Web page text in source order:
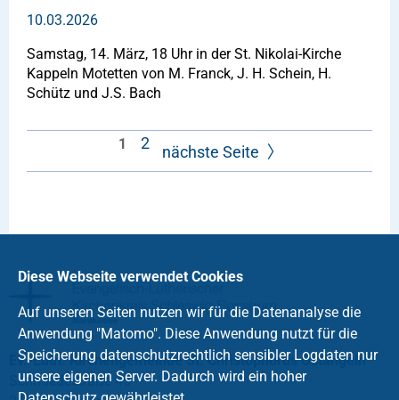
10.03.2026
Samstag, 14. März, 18 Uhr in der St. Nikolai-Kirche
Kappeln Motetten von M. Franck, J. H. Schein, H.
Schütz und J.S. Bach
1 2 nächste Seite
Ev.-Luth. Kirchengemeinde St. Christophorus Ostangeln
Schmiedestraße 45
Diese Webseite verwendet Cookies
Auf unseren Seiten nutzen wir für die Datenanalyse die
Anwendung "Matomo". Diese Anwendung nutzt für die
Speicherung datenschutzrechtlich sensibler Logdaten nur
unsere eigenen Server. Dadurch wird ein hoher